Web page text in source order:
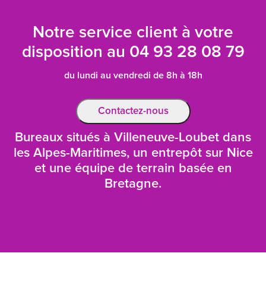
Notre service client à votre
disposition au 04 93 28 08 79
du lundi au vendredi de 8h à 18h
Contactez-nous
Bureaux situés à Villeneuve-Loubet dans
les Alpes-Maritimes, un entrepôt sur Nice
et une équipe de terrain basée en
Bretagne.